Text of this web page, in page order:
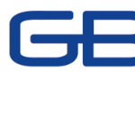
Zum Inhalt